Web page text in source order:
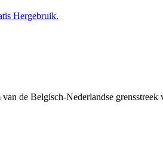
Hergebruik.
de Belgisch-Nederlandse